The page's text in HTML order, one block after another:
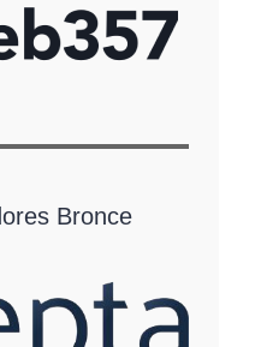
Bronce